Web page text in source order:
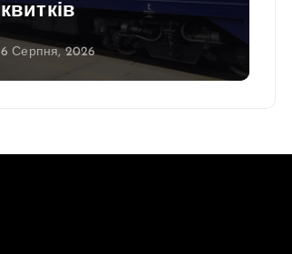
квитків
6 Серпня, 2026